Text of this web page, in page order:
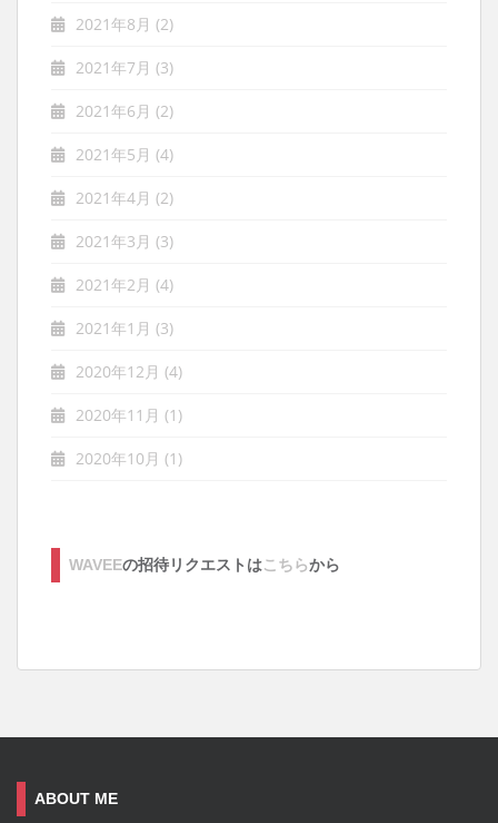
2021年8月 (2)
2021年7月 (3)
2021年6月 (2)
2021年5月 (4)
2021年4月 (2)
2021年3月 (3)
2021年2月 (4)
2021年1月 (3)
2020年12月 (4)
2020年11月 (1)
2020年10月 (1)
WAVEEの招待リクエストはこちらから
ABOUT ME